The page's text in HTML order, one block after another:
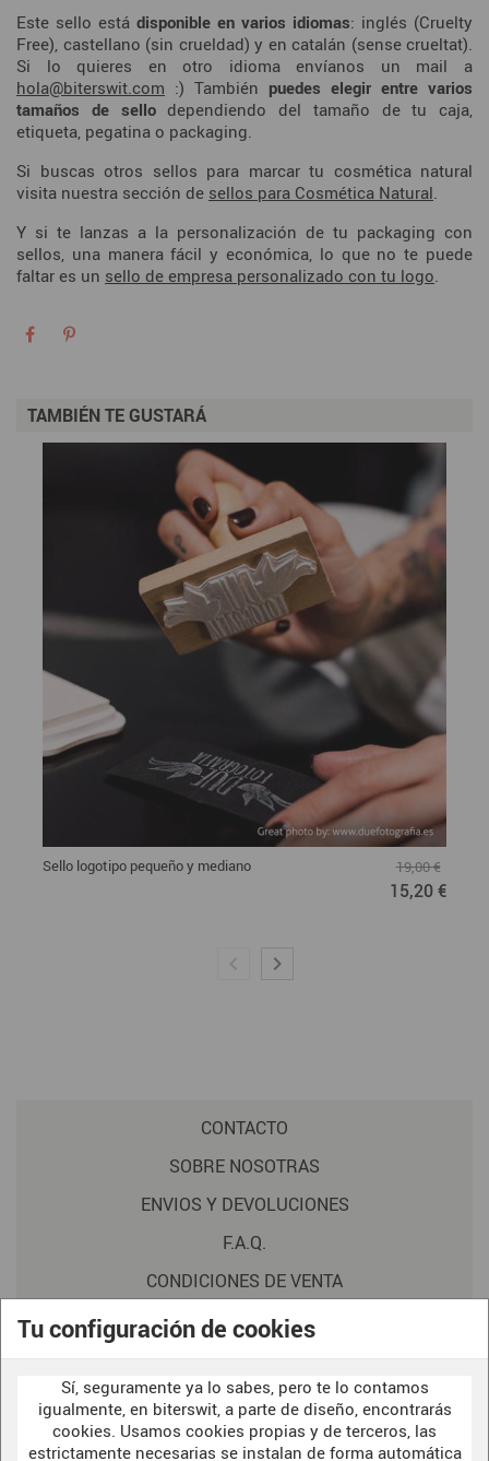
Tu configuración de cookies
Sí, seguramente ya lo sabes, pero te lo contamos
igualmente, en biterswit, a parte de diseño, encontrarás
cookies. Usamos cookies propias y de terceros, las
estrictamente necesarias se instalan de forma automática
Este sello está disponible en varios idiomas: inglés (Cruelty
Free), castellano (sin crueldad) y en catalán (sense crueltat).
Si lo quieres en otro idioma envíanos un mail a
hola@biterswit.com :) También puedes elegir entre varios
tamaños de sellodependiendo del tamaño de tu caja,
etiqueta, pegatina o packaging.
Si buscas otros sellos para marcar tu cosmética natural
visita nuestra sección de sellos para Cosmética Natural.
Y si te lanzas a la personalización de tu packaging con
sellos, una manera fácil y económica, lo que no te puede
faltar es un sello de empresa personalizado con tu logo.
TAMBIÉN TE GUSTARÁ
Sello logotipo pequeño y mediano 19,00 €
15,20 €
CONTACTO
SOBRE NOSOTRAS
ENVIOS Y DEVOLUCIONES
F.A.Q.
CONDICIONES DE VENTA
POLITICA DE PRIVACIDAD
AVISO LEGAL
POLÍTICA DE COOKIES